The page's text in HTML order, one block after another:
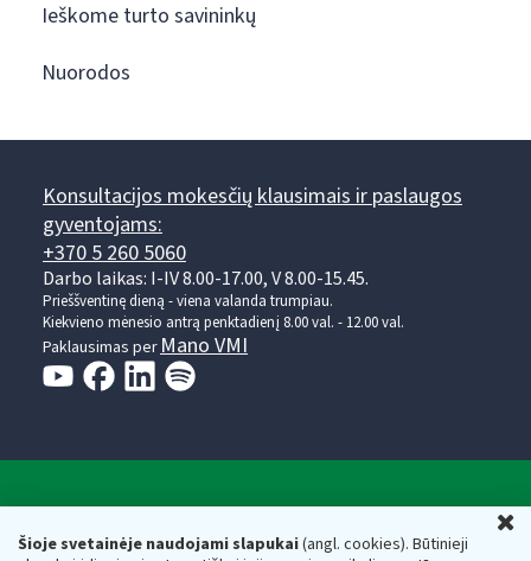
Šioje svetainėje naudojami slapukai(angl. cookies). Būtinieji
Ieškome turto savininkų
Nuorodos
Konsultacijos mokesčių klausimais ir paslaugos
gyventojams:
+370 5 260 5060
Darbo laikas: I-IV 8.00-17.00, V 8.00-15.45.
Prieššventinę dieną - viena valanda trumpiau.
Kiekvieno mėnesio antrą penktadienį 8.00 val. - 12.00 val.
Paklausimas perMano VMI
Valstybinė mokesčių inspekcija prie Lietuvos
Respublikos finansų ministerijos